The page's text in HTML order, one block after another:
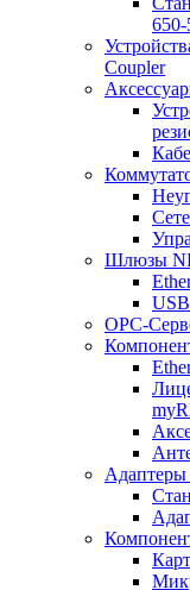
650-
Coupler
Шлюзы
ОРС-
Адаптеры